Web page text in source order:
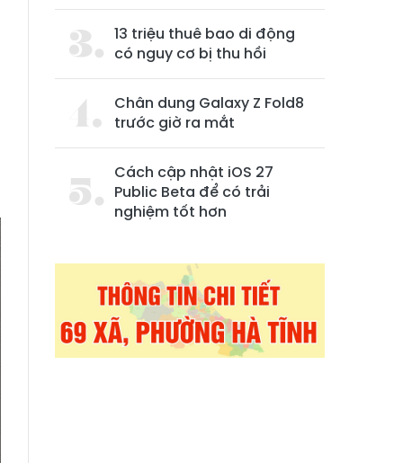
13 triệu thuê bao di động
có nguy cơ bị thu hồi
Chân dung Galaxy Z Fold8
trước giờ ra mắt
Cách cập nhật iOS 27
Public Beta để có trải
nghiệm tốt hơn